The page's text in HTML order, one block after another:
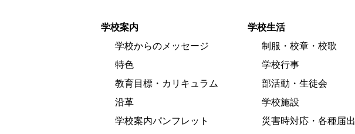
学校案内
学校からのメッセージ
特色
教育目標・カリキュラム
沿革
学校案内パンフレット
学校生活
制服・校章・校歌
学校行事
部活動・生徒会
学校施設
災害時対応・各種届出